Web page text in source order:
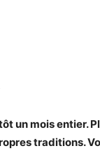
un mois entier.
traditions.